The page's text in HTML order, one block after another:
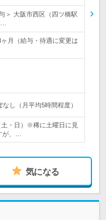
＞ 大阪市西区（四ツ橋駅
月（給与・待遇に変更は
し（月平均5時間程度）
土・日）※稀に土曜日に見
が、…
気になる